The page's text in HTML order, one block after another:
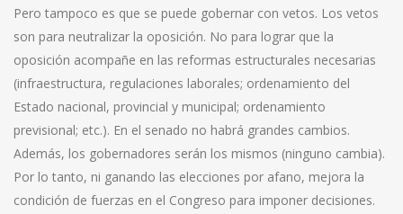
Pero tampoco es que se puede gobernar con vetos. Los vetos
son para neutralizar la oposición. No para lograr que la
oposición acompañe en las reformas estructurales necesarias
(infraestructura, regulaciones laborales; ordenamiento del
Estado nacional, provincial y municipal; ordenamiento
previsional; etc.). En el senado no habrá grandes cambios.
Además, los gobernadores serán los mismos (ninguno cambia).
Por lo tanto, ni ganando las elecciones por afano, mejora la
condición de fuerzas en el Congreso para imponer decisiones.